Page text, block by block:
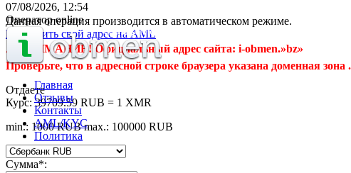
07/08/2026, 12:54
Оператор online
Главная
Отзывы
Контакты
AML/KYC
Политика
Данная операция производится в автоматическом режиме.
Проверить свой адрес на AML
⚠️ ВНИМАНИЕ! Официальный адрес сайта: i-obmen.»bz»
Проверьте, что в адресной строке браузера указана доменная
Отдаете
Курс:39709.59 RUB = 1 XMR
min.: 1000 RUB max.: 100000 RUB
Сумма*: